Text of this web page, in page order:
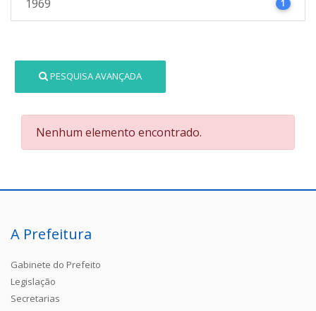
1969 1
PESQUISA AVANÇADA
Nenhum elemento encontrado.
A Prefeitura
Gabinete do Prefeito
Legislação
Secretarias